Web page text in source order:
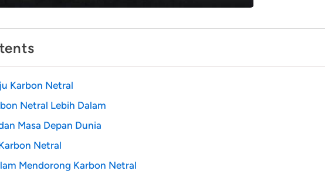
Karbon Netral
Netral Lebih Dalam
Masa Depan Dunia
Netral
Mendorong Karbon Netral